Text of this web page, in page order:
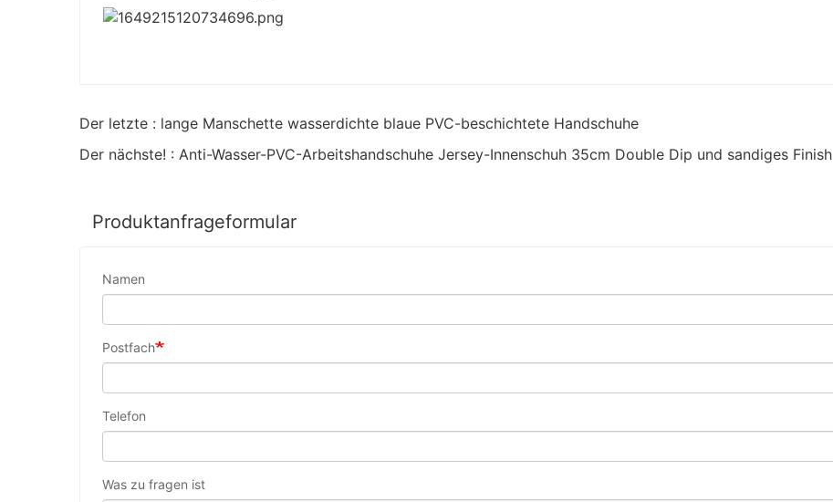
Der letzte : lange Manschette wasserdichte blaue PVC-beschichtete Handschuhe
Der nächste! : Anti-Wasser-PVC-Arbeitshandschuhe Jersey-Innenschuh 35cm Double Dip und sandiges Finish
Produktanfrageformular
Namen
Postfach
Telefon
Was zu fragen ist